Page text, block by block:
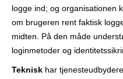
logge ind; og organisationen
om brugeren rent faktisk
midten. På den måde
login­metoder og
Teknisk har